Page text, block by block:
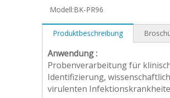
Modell:BK-PR96
Produktbeschreibung
Anwendung:
Probenverarbeitung für
Identifizierung,
virulenten